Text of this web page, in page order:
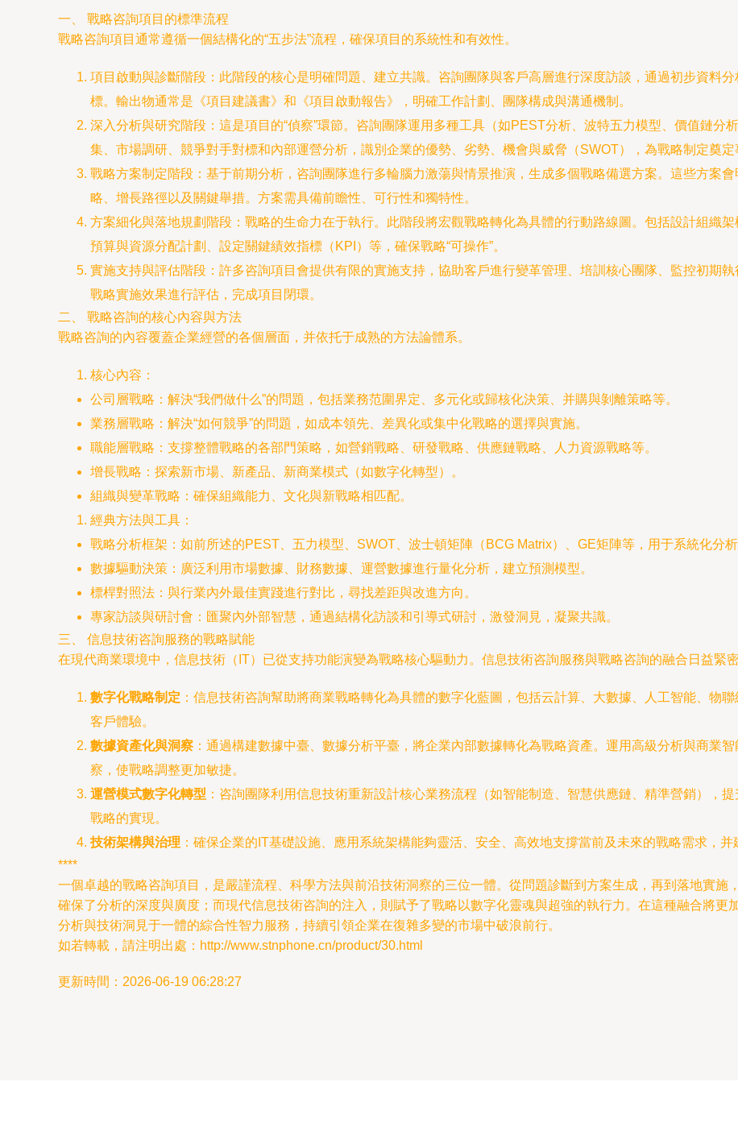
一、 戰略咨詢項目的標準流程
戰略咨詢項目通常遵循一個結構化的“五步法”流程，確保項目的系統性和有效性。
項目啟動與診斷階段：此階段的核心是明確問題、建立共識。咨詢團隊與客戶高層進行深度訪談，通過初步資料
標。輸出物通常是《項目建議書》和《項目啟動報告》，明確工作計劃、團隊構成與溝通機制。
深入分析與研究階段：這是項目的“偵察”環節。咨詢團隊運用多種工具（如PEST分析、波特五力模型、價值鏈分
集、市場調研、競爭對手對標和內部運營分析，識別企業的優勢、劣勢、機會與威脅（SWOT），為戰略制定奠定
戰略方案制定階段：基于前期分析，咨詢團隊進行多輪腦力激蕩與情景推演，生成多個戰略備選方案。這些方案
略、增長路徑以及關鍵舉措。方案需具備前瞻性、可行性和獨特性。
方案細化與落地規劃階段：戰略的生命力在于執行。此階段將宏觀戰略轉化為具體的行動路線圖。包括設計組織
預算與資源分配計劃、設定關鍵績效指標（KPI）等，確保戰略“可操作”。
實施支持與評估階段：許多咨詢項目會提供有限的實施支持，協助客戶進行變革管理、培訓核心團隊、監控初期
戰略實施效果進行評估，完成項目閉環。
二、 戰略咨詢的核心內容與方法
戰略咨詢的內容覆蓋企業經營的各個層面，并依托于成熟的方法論體系。
核心內容：
公司層戰略：解決“我們做什么”的問題，包括業務范圍界定、多元化或歸核化決策、并購與剝離策略等。
業務層戰略：解決“如何競爭”的問題，如成本領先、差異化或集中化戰略的選擇與實施。
職能層戰略：支撐整體戰略的各部門策略，如營銷戰略、研發戰略、供應鏈戰略、人力資源戰略等。
增長戰略：探索新市場、新產品、新商業模式（如數字化轉型）。
組織與變革戰略：確保組織能力、文化與新戰略相匹配。
經典方法與工具：
戰略分析框架：如前所述的PEST、五力模型、SWOT、波士頓矩陣（BCG Matrix）、GE矩陣等，用于系統化分析
數據驅動決策：廣泛利用市場數據、財務數據、運營數據進行量化分析，建立預測模型。
標桿對照法：與行業內外最佳實踐進行對比，尋找差距與改進方向。
專家訪談與研討會：匯聚內外部智慧，通過結構化訪談和引導式研討，激發洞見，凝聚共識。
三、 信息技術咨詢服務的戰略賦能
在現代商業環境中，信息技術（IT）已從支持功能演變為戰略核心驅動力。信息技術咨詢服務與戰略咨詢的融合日益緊
數字化戰略制定 ：信息技術咨詢幫助將商業戰略轉化為具體的數字化藍圖，包括云計算、大數據、人工智能、物
客戶體驗。
數據資產化與洞察 ：通過構建數據中臺、數據分析平臺，將企業內部數據轉化為戰略資產。運用高級分析與商業
察，使戰略調整更加敏捷。
運營模式數字化轉型 ：咨詢團隊利用信息技術重新設計核心業務流程（如智能制造、智慧供應鏈、精準營銷），
戰略的實現。
技術架構與治理 ：確保企業的IT基礎設施、應用系統架構能夠靈活、安全、高效地支撐當前及未來的戰略需求，并
****
一個卓越的戰略咨詢項目，是嚴謹流程、科學方法與前沿技術洞察的三位一體。從問題診斷到方案生成，再到落地實施
確保了分析的深度與廣度；而現代信息技術咨詢的注入，則賦予了戰略以數字化靈魂與超強的執行力。在這種融合將更
分析與技術洞見于一體的綜合性智力服務，持續引領企業在復雜多變的市場中破浪前行。
如若轉載，請注明出處：http://www.stnphone.cn/product/30.html
更新時間：2026-06-19 06:28:27